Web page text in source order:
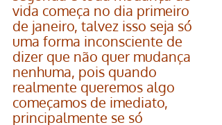
vida começa no dia primeiro
de janeiro, talvez isso seja só
uma forma inconsciente de
dizer que não quer mudança
nenhuma, pois quando
realmente queremos algo
começamos de imediato,
principalmente se só